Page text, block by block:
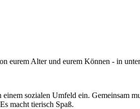
eurem Alter und eurem Können - in
sozialen Umfeld ein. Gemeinsam
macht tierisch Spaß.